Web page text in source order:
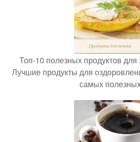
Топ-10 полезных продуктов для
Лучшие продукты для
самых